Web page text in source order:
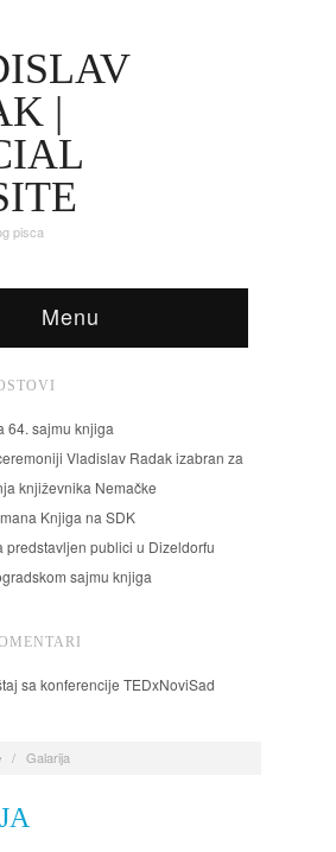
|
pisca
Menu
64. sajmu knjiga
Vladislav Radak izabran za
književnika Nemačke
Knjiga na SDK
predstavljen publici u Dizeldorfu
sajmu knjiga
sa konferencije TEDxNoviSad
/ Galarija